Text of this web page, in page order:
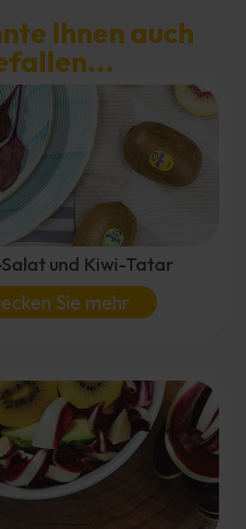
Ihnen auch
und Kiwi-Tatar
Sie mehr